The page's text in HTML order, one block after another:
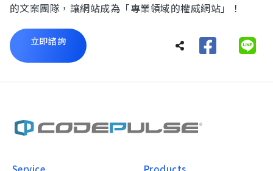
的文案團隊，讓網站成為「專業領域的權威網站」！
立即諮詢